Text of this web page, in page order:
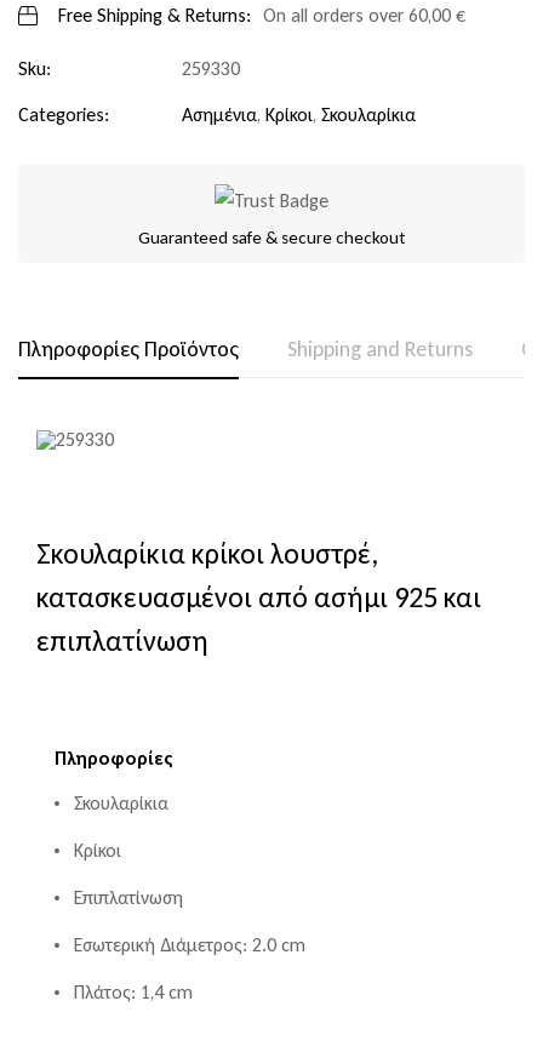
Free Shipping & Returns: On all orders over 60,00 €
Sku:
259330
Categories:
Ασημένια, Κρίκοι, Σκουλαρίκια
Guaranteed safe & secure checkout
Πληροφορίες Προϊόντος Shipping and Returns
Σκουλαρίκια κρίκοι λουστρέ,
κατασκευασμένοι από ασήμι 925 και
επιπλατίνωση
Πληροφορίες
Σκουλαρίκια
Κρίκοι
Επιπλατίνωση
Εσωτερική Διάμετρος: 2.0 cm
Πλάτος: 1,4 cm